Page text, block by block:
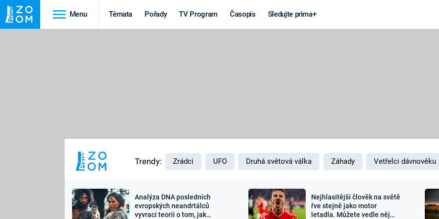
Menu Témata Pořady TV Program Časopis Sledujte prima+
MARS
Výročí
Záhady a
Trendy: Zrádci UFO Druhá světová válka Záhady Vetřelci dávnověku
Analýza DNA posledních
evropských neandrtálců
vyvrací teorii o tom, jak
Nejhlasitější člověk na světě
řve stejně jako motor
letadla. Můžete vedle něj